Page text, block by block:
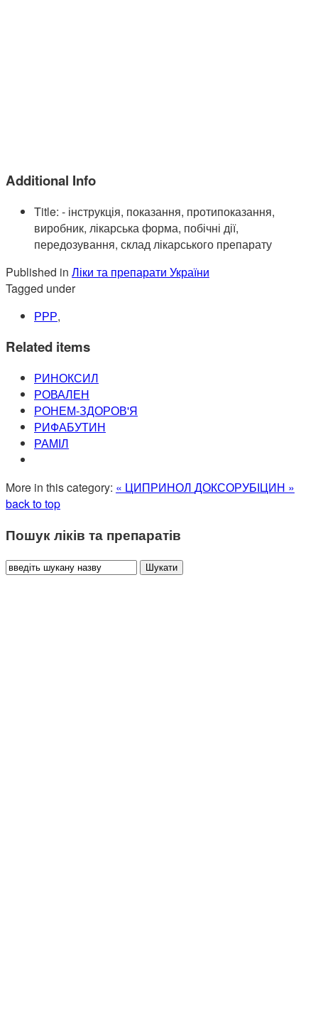
Additional Info
Title: - інструкція, показання, протипоказання,
виробник, лікарська форма, побічні дії,
передозування, склад лікарського препарату
Published in Ліки та препарати України
Tagged under
РРР,
Related items
РИНОКСИЛ
РОВАЛЕН
РОНЕМ-ЗДОРОВ'Я
РИФАБУТИН
РАМІЛ
More in this category: « ЦИПРИНОЛ ДОКСОРУБІЦИН »
back to top
Пошук ліків та препаратів